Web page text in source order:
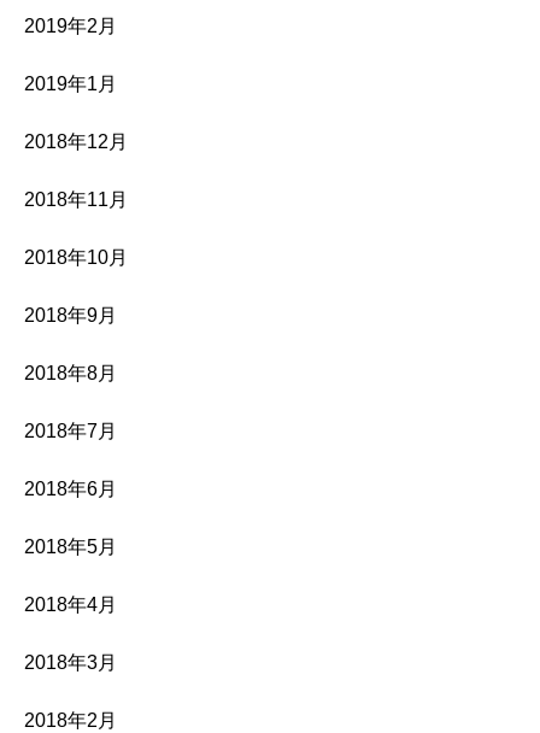
2019年2月
2019年1月
2018年12月
2018年11月
2018年10月
2018年9月
2018年8月
2018年7月
2018年6月
2018年5月
2018年4月
2018年3月
2018年2月